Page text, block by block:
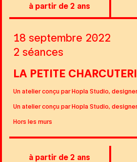
à partir de 2 ans
18 septembre 2022
2 séances
LA PETITE
Un atelier conçu par Hopla Studio,
Un atelier conçu par Hopla Studio,
Hors les murs
à partir de 2 ans